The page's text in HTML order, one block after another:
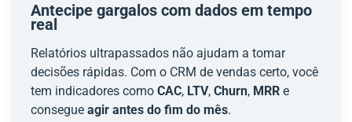
Antecipe gargalos com dados em tempo
real
Relatórios ultrapassados não ajudam a tomar
decisões rápidas. Com o CRM de vendas certo, você
tem indicadores como CAC, LTV, Churn, MRR e
consegue agir antes do fim do mês.